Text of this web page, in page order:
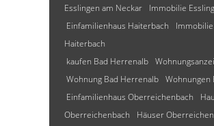
Esslingen am Neckar
Immobilie
Einfamilienhaus Haiterbach
Haiterbach
kaufen Bad Herrenalb
Wohnung Bad Herrenalb Wohnungen
Einfamilienhaus Oberreichenbach
Oberreichenbach
Häuser